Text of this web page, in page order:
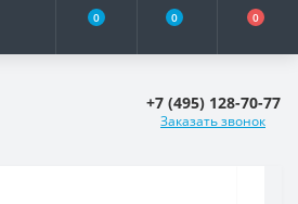
0 0 0
+7 (495) 128-70-77
Заказать звонок